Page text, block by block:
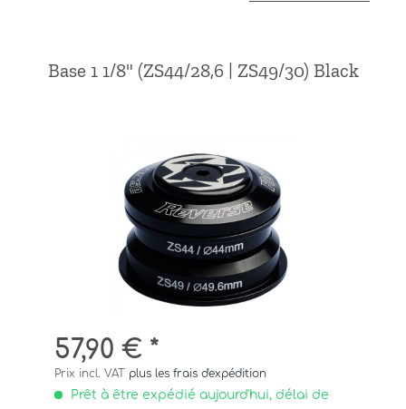
Base 1 1/8" (ZS44/28,6 | ZS49/30) Black
57,90 € *
Prix incl. VAT plus les frais d'expédition
Prêt à être expédié aujourd'hui, délai de